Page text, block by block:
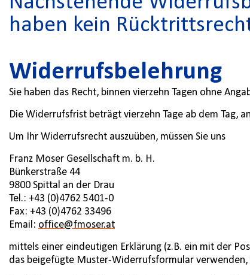
haben kein
Widerrufsbelehrung
Sie haben das Recht, binnen vierzehn Tagen ohne
Die Widerrufsfrist beträgt vierzehn Tage ab dem Tag,
Um Ihr Widerrufsrecht auszuüben, müssen Sie uns
Franz Moser Gesellschaft m. b. H.
Bünkerstraße 44
9800 Spittal an der Drau
Tel.: +43 (0)4762 5401-0
Fax: +43 (0)4762 33496
Email: office@fmoser.at
mittels einer eindeutigen Erklärung (z.B. ein mit der
das beigefügte Muster-Widerrufsformular